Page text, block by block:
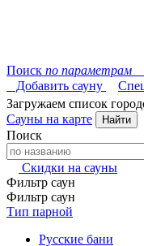
Поиск по параметрам
Добавить сауну
Загружаем список
Сауны на карте
Найти
Поиск
Скидки на сауны
Фильтр саун
Фильтр саун
Тип парной
Русские бани